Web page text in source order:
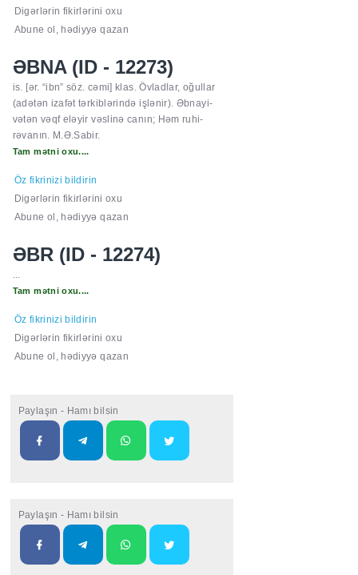
Digərlərin fikirlərini oxu
Abune ol, hədiyyə qazan
ƏBNA (ID - 12273)
is. [ər. “ibn” söz. cəmi] klas. Övladlar, oğullar
(adətən izafət tərkiblərində işlənir). Əbnayi-
vətən vəqf eləyir vəslinə canın; Həm ruhi-
rəvanın. M.Ə.Sabir.
Tam mətni oxu....
Öz fikrinizi bildirin
Digərlərin fikirlərini oxu
Abune ol, hədiyyə qazan
ƏBR (ID - 12274)
...
Tam mətni oxu....
Öz fikrinizi bildirin
Digərlərin fikirlərini oxu
Abune ol, hədiyyə qazan
Paylaşın - Hamı bilsin
Paylaşın - Hamı bilsin